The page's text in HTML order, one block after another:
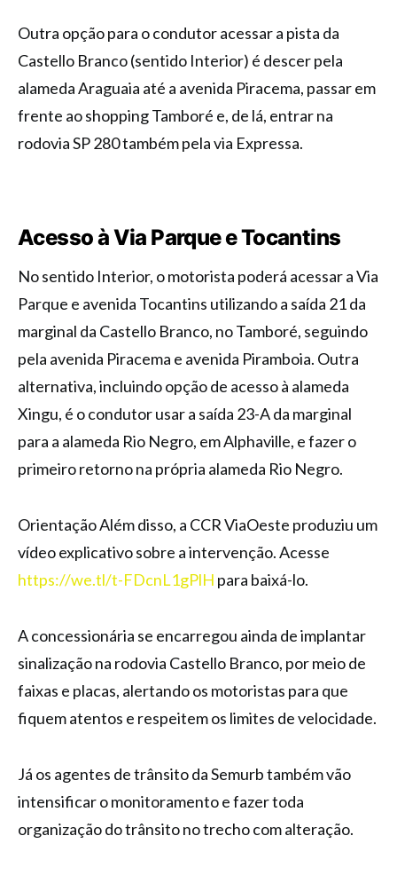
Outra opção para o condutor acessar a pista da
Castello Branco (sentido Interior) é descer pela
alameda Araguaia até a avenida Piracema, passar em
frente ao shopping Tamboré e, de lá, entrar na
rodovia SP 280 também pela via Expressa.
Acesso à Via Parque e Tocantins
No sentido Interior, o motorista poderá acessar a Via
Parque e avenida Tocantins utilizando a saída 21 da
marginal da Castello Branco, no Tamboré, seguindo
pela avenida Piracema e avenida Piramboia. Outra
alternativa, incluindo opção de acesso à alameda
Xingu, é o condutor usar a saída 23-A da marginal
para a alameda Rio Negro, em Alphaville, e fazer o
primeiro retorno na própria alameda Rio Negro.
OrientaçãoAlém disso, a CCR ViaOeste produziu um
vídeo explicativo sobre a intervenção. Acesse
https://we.tl/t-FDcnL1gPlH para baixá-lo.
A concessionária se encarregou ainda de implantar
sinalização na rodovia Castello Branco, por meio de
faixas e placas, alertando os motoristas para que
fiquem atentos e respeitem os limites de velocidade.
Já os agentes de trânsito da Semurb também vão
intensificar o monitoramento e fazer toda
organização do trânsito no trecho com alteração.